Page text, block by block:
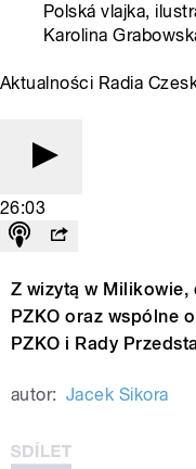
Polská vlajka,
Karolina
Aktualności Radia
26:03
Z wizytą w Milikowie,
PZKO oraz wspólne
PZKO i Rady
autor: Jacek Sikora